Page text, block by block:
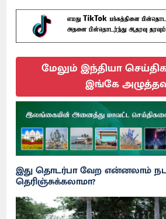
மேலும் இந்தியா
இங்கே
இது தொடர்பா வேற என்னலாம்
தெரிஞ்சுக்கலாமா?